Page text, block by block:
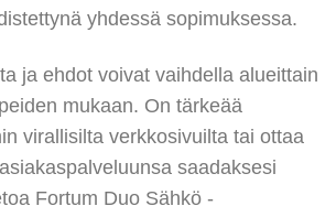
yhdessä sopimuksessa.
ja ehdot voivat vaihdella alueittain
mukaan. On tärkeää
virallisilta verkkosivuilta tai ottaa
saadaksesi
Fortum Duo Sähkö -